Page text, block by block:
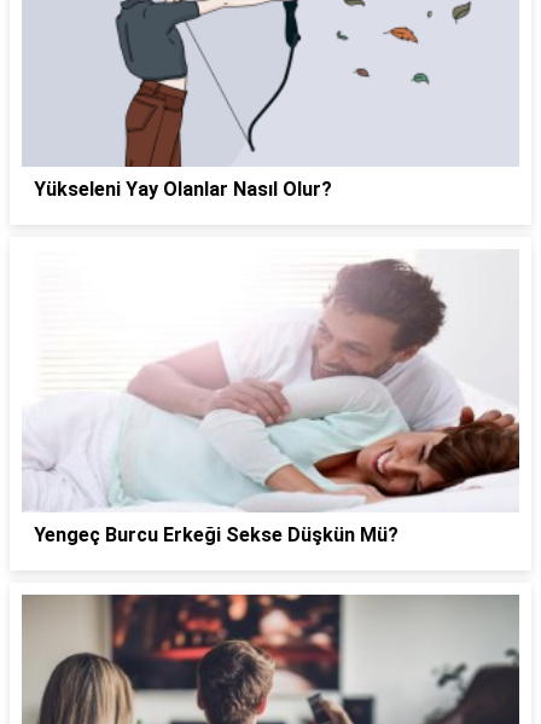
Yükseleni Yay Olanlar Nasıl Olur?
Yengeç Burcu Erkeği Sekse Düşkün Mü?